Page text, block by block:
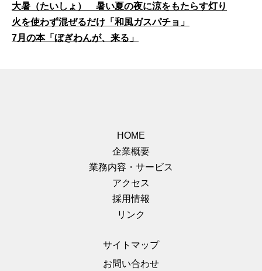
大暑（たいしょ） 暑い夏の夜に涼をもたらす灯り
火を使わず混ぜるだけ「和風ガスパチョ」
7月の本「ぼぎわんが、来る」
HOME
企業概要
業務内容・サービス
アクセス
採用情報
リンク
サイトマップ
お問い合わせ